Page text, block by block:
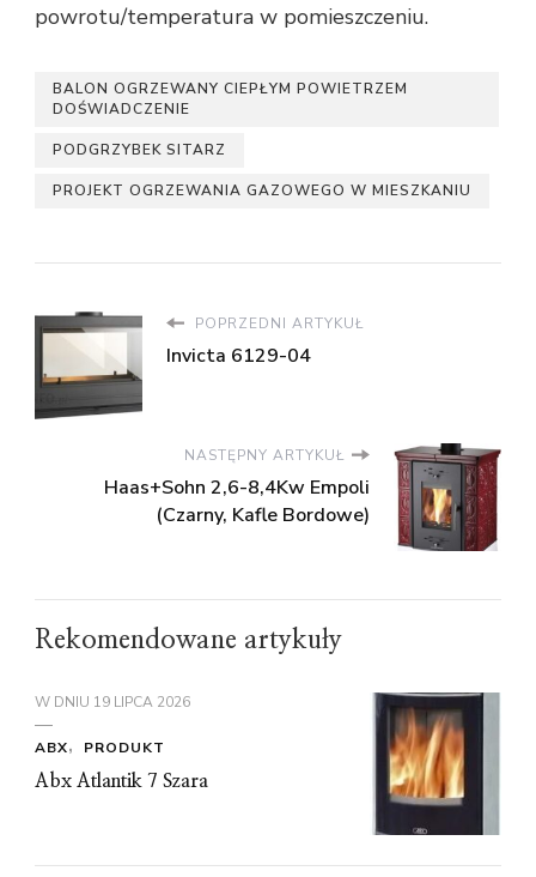
powrotu/temperatura w pomieszczeniu.
BALON OGRZEWANY CIEPŁYM POWIETRZEM
DOŚWIADCZENIE
PODGRZYBEK SITARZ
PROJEKT OGRZEWANIA GAZOWEGO W MIESZKANIU
POPRZEDNI ARTYKUŁ
Invicta 6129-04
NASTĘPNY ARTYKUŁ
Haas+Sohn 2,6-8,4Kw Empoli
(Czarny, Kafle Bordowe)
Rekomendowane artykuły
W DNIU 19 LIPCA 2026
ABX
PRODUKT
Abx Atlantik 7 Szara